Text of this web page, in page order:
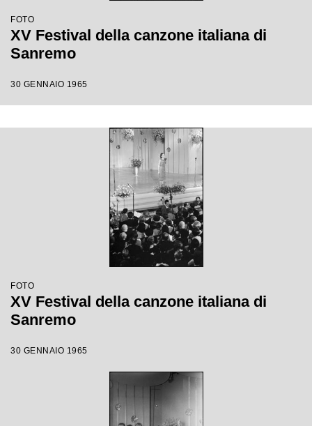
FOTO
XV Festival della canzone italiana di
Sanremo
30 GENNAIO 1965
FOTO
XV Festival della canzone italiana di
Sanremo
30 GENNAIO 1965